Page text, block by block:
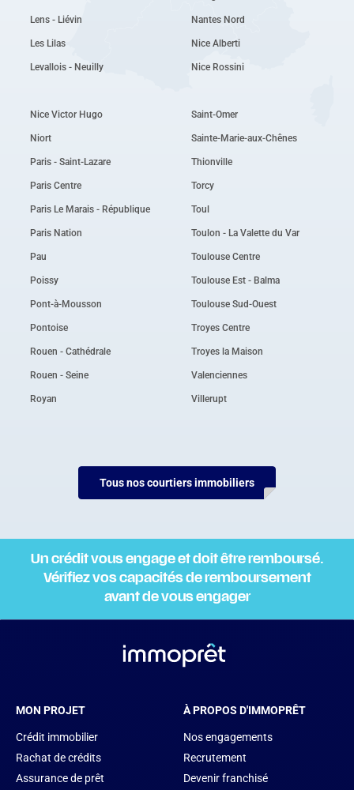
Lens - Liévin
Les Lilas
Levallois - Neuilly
Nantes Nord
Nice Alberti
Nice Rossini
Nice Victor Hugo
Niort
Paris - Saint-Lazare
Paris Centre
Paris Le Marais - République
Paris Nation
Pau
Poissy
Pont-à-Mousson
Pontoise
Rouen - Cathédrale
Rouen - Seine
Royan
Saint-Omer
Sainte-Marie-aux-Chênes
Thionville
Torcy
Toul
Toulon - La Valette du Var
Toulouse Centre
Toulouse Est - Balma
Toulouse Sud-Ouest
Troyes Centre
Troyes la Maison
Valenciennes
Villerupt
Tous nos courtiers immobiliers
Un crédit vous engage et doit être remboursé.
Vérifiez vos capacités de remboursement
avant de vous engager
MON PROJET
Crédit immobilier
Rachat de crédits
Assurance de prêt
À PROPOS D'IMMOPRÊT
Nos engagements
Recrutement
Devenir franchisé